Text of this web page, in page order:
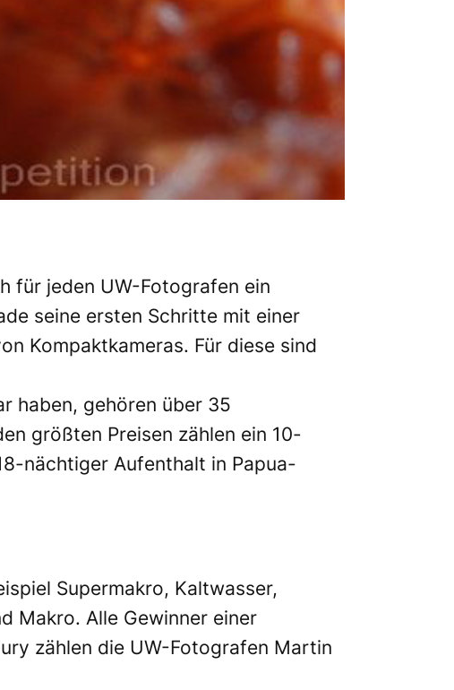
für jeden UW-Fotografen ein
seine ersten Schritte mit einer
Kompaktkameras. Für diese sind
haben, gehören über 35
größten Preisen zählen ein 10-
nächtiger Aufenthalt in Papua-
Supermakro, Kaltwasser,
Makro. Alle Gewinner einer
zählen die UW-Fotografen Martin